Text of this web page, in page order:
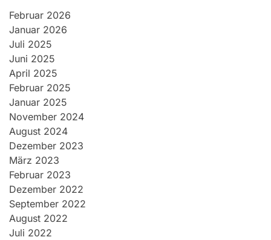
Februar 2026
Januar 2026
Juli 2025
Juni 2025
April 2025
Februar 2025
Januar 2025
November 2024
August 2024
Dezember 2023
März 2023
Februar 2023
Dezember 2022
September 2022
August 2022
Juli 2022